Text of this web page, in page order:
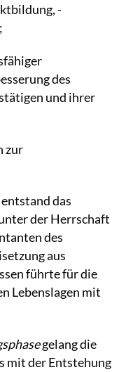
-
des
und ihrer
zur
entstand das
der Herrschaft
des
aus
führte für die
Lebenslagen mit
gelang die
mit der Entstehung